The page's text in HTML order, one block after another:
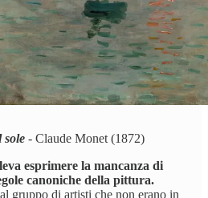
sole - Claude Monet (1872)
esprimere la mancanza di
canoniche della pittura.
gruppo di artisti che non erano in